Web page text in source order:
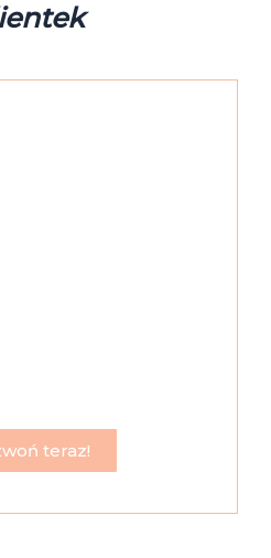
teraz!